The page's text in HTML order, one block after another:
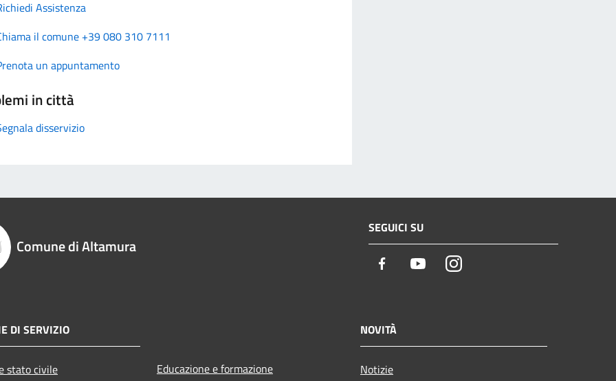
Assistenza
il comune +39 080 310 7111
un appuntamento
in città
disservizio
Comune di Altamura
SEGUICI SU
Facebook YoutubeInstagram
DI SERVIZIO
stato civile
Educazione e formazione
NOVITÀ
Notizie